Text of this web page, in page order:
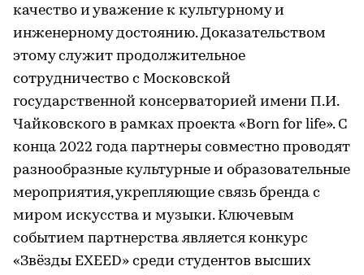
качество и уважение к культурному и
инженерному достоянию. Доказательством
этому служит продолжительное
сотрудничество с Московской
государственной консерваторией имени П.И.
Чайковского в рамках проекта «Born for life». С
конца 2022 года партнеры совместно проводят
разнообразные культурные и образовательные
мероприятия, укрепляющие связь бренда с
миром искусства и музыки. Ключевым
событием партнерства является конкурс
«Звёзды EXEED» среди студентов высших